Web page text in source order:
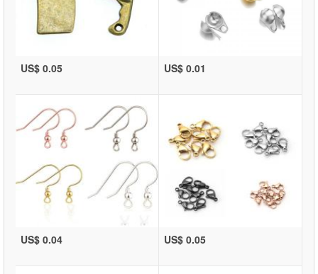
US$ 0.05 US$ 0.01
US$ 0.04 US$ 0.05